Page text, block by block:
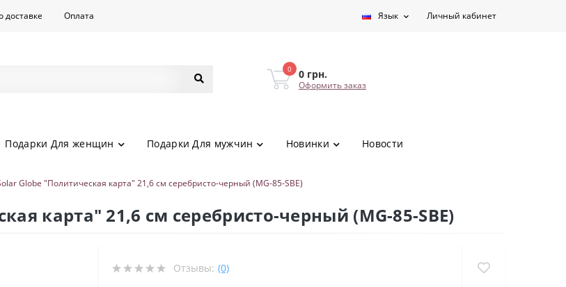
Оплата Язык Личный кабинет
0 0 грн.
Оформить заказ
Подарки Для женщин Подарки Для мужчин Новинки Новости
Globe "Политическая карта" 21,6 см серебристо-черный (MG-85-SBE)
карта" 21,6 см серебристо-черный (MG-85-SBE)
Отзывы: (0)